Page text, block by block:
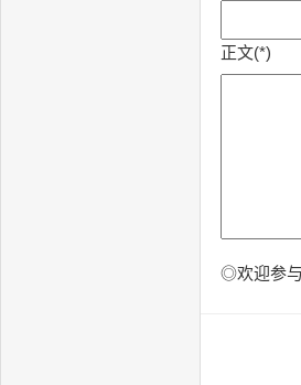
正文(*)
◎欢迎参与